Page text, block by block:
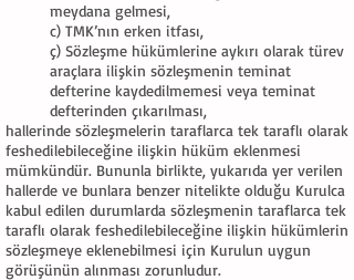
meydana gelmesi,
c) TMK’nın erken itfası,
ç) Sözleşme hükümlerine aykırı olarak türev
araçlara ilişkin sözleşmenin teminat
defterine kaydedilmemesi veya teminat
defterinden çıkarılması,
hallerinde sözleşmelerin taraflarca tek taraflı olarak
feshedilebileceğine ilişkin hüküm eklenmesi
mümkündür. Bununla birlikte, yukarıda yer verilen
hallerde ve bunlara benzer nitelikte olduğu Kurulca
kabul edilen durumlarda sözleşmenin taraflarca tek
taraflı olarak feshedilebileceğine ilişkin hükümlerin
sözleşmeye eklenebilmesi için Kurulun uygun
görüşünün alınması zorunludur.